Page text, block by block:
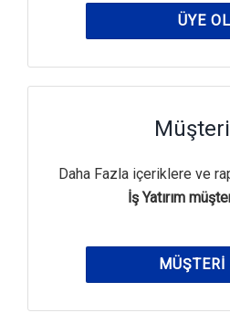
ÜYE OL
Müşteri
Daha Fazla içeriklere ve
İş Yatırım
MÜŞTERI